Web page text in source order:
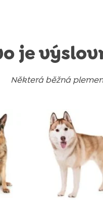
je
Některá běžná